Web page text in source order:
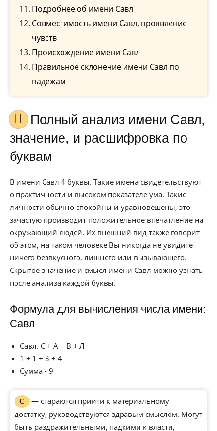
Подробнее об имени Савл
Совместимость имени Савл, проявление
чувств
Происхождение имени Савл
Правильное склонение имени Савл по
падежам
Полный анализ имени Савл,
значение, и расшифровка по
буквам
В имени Савл 4 буквы. Такие имена свидетельствуют
о практичности и высоком показателе ума. Такие
личности обычно спокойны и уравновешены, это
зачастую производит положительное впечатление на
окружающий людей. Их внешний вид также говорит
об этом, на таком человеке Вы никогда не увидите
ничего безвкусного, лишнего или вызывающего.
Скрытое значение и смысл имени Савл можно узнать
после анализа каждой буквы.
Формула для вычисления числа имени:
Савл
Савл. С + А + В + Л
1 + 1 + 3 + 4
Сумма - 9
С
— стараются прийти к материальному
достатку, руководствуются здравым смыслом. Могут
быть раздражительными, падкими к власти,